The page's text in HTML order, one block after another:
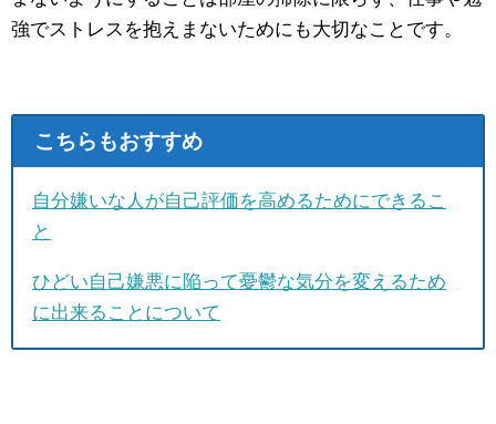
強でストレスを抱えまないためにも大切なことです。
こちらもおすすめ
自分嫌いな人が自己評価を高めるためにできるこ
と
ひどい自己嫌悪に陥って憂鬱な気分を変えるため
に出来ることについて